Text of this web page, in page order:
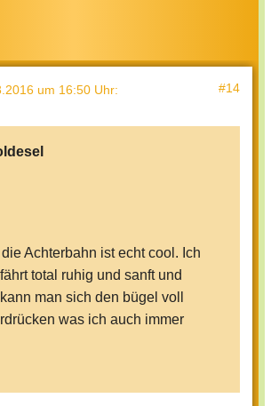
um 16:50 Uhr: #14
Achterbahn ist echt cool. Ich
total ruhig und sanft und
man sich den bügel voll
was ich auch immer